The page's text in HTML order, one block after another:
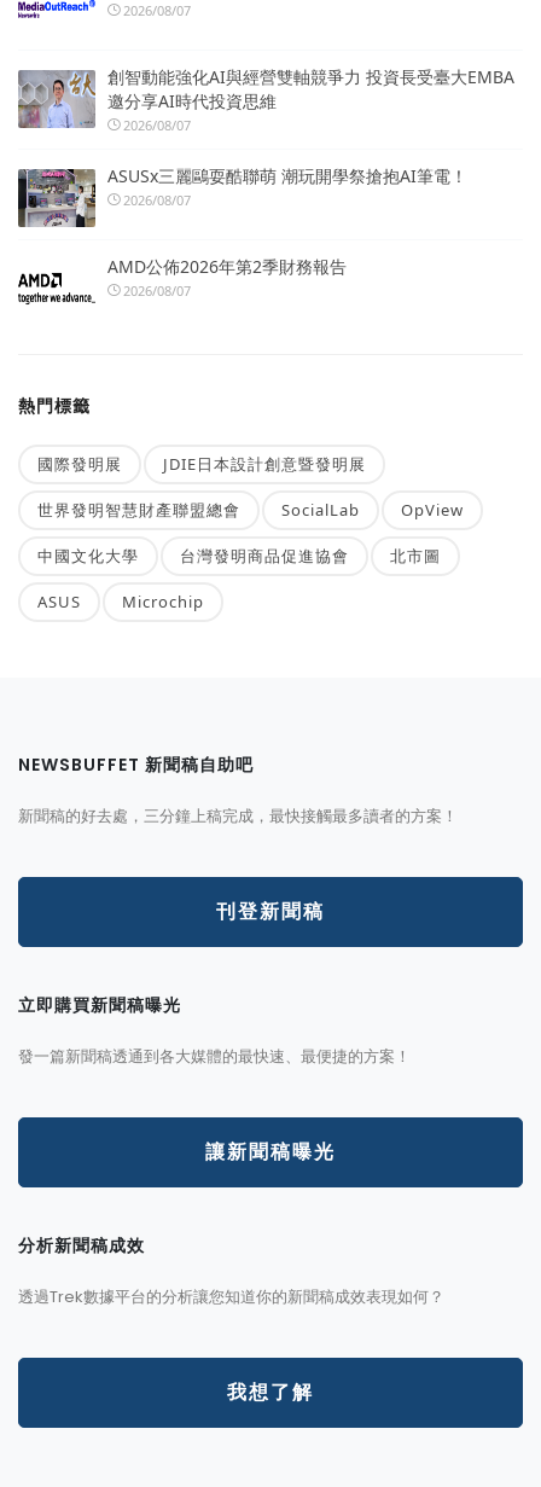
2026/08/07
創智動能強化AI與經營雙軸競爭力 投資長受臺大EMBA
邀分享AI時代投資思維
2026/08/07
ASUSx三麗鷗耍酷聯萌 潮玩開學祭搶抱AI筆電！
2026/08/07
AMD公佈2026年第2季財務報告
2026/08/07
熱門標籤
國際發明展 JDIE日本設計創意暨發明展
世界發明智慧財產聯盟總會 SocialLab OpView
中國文化大學 台灣發明商品促進協會 北市圖
ASUS Microchip
NEWSBUFFET 新聞稿自助吧
新聞稿的好去處，三分鐘上稿完成，最快接觸最多讀者的方案！
刊登新聞稿
立即購買新聞稿曝光
發一篇新聞稿透通到各大媒體的最快速、最便捷的方案！
讓新聞稿曝光
分析新聞稿成效
透過Trek數據平台的分析讓您知道你的新聞稿成效表現如何？
我想了解